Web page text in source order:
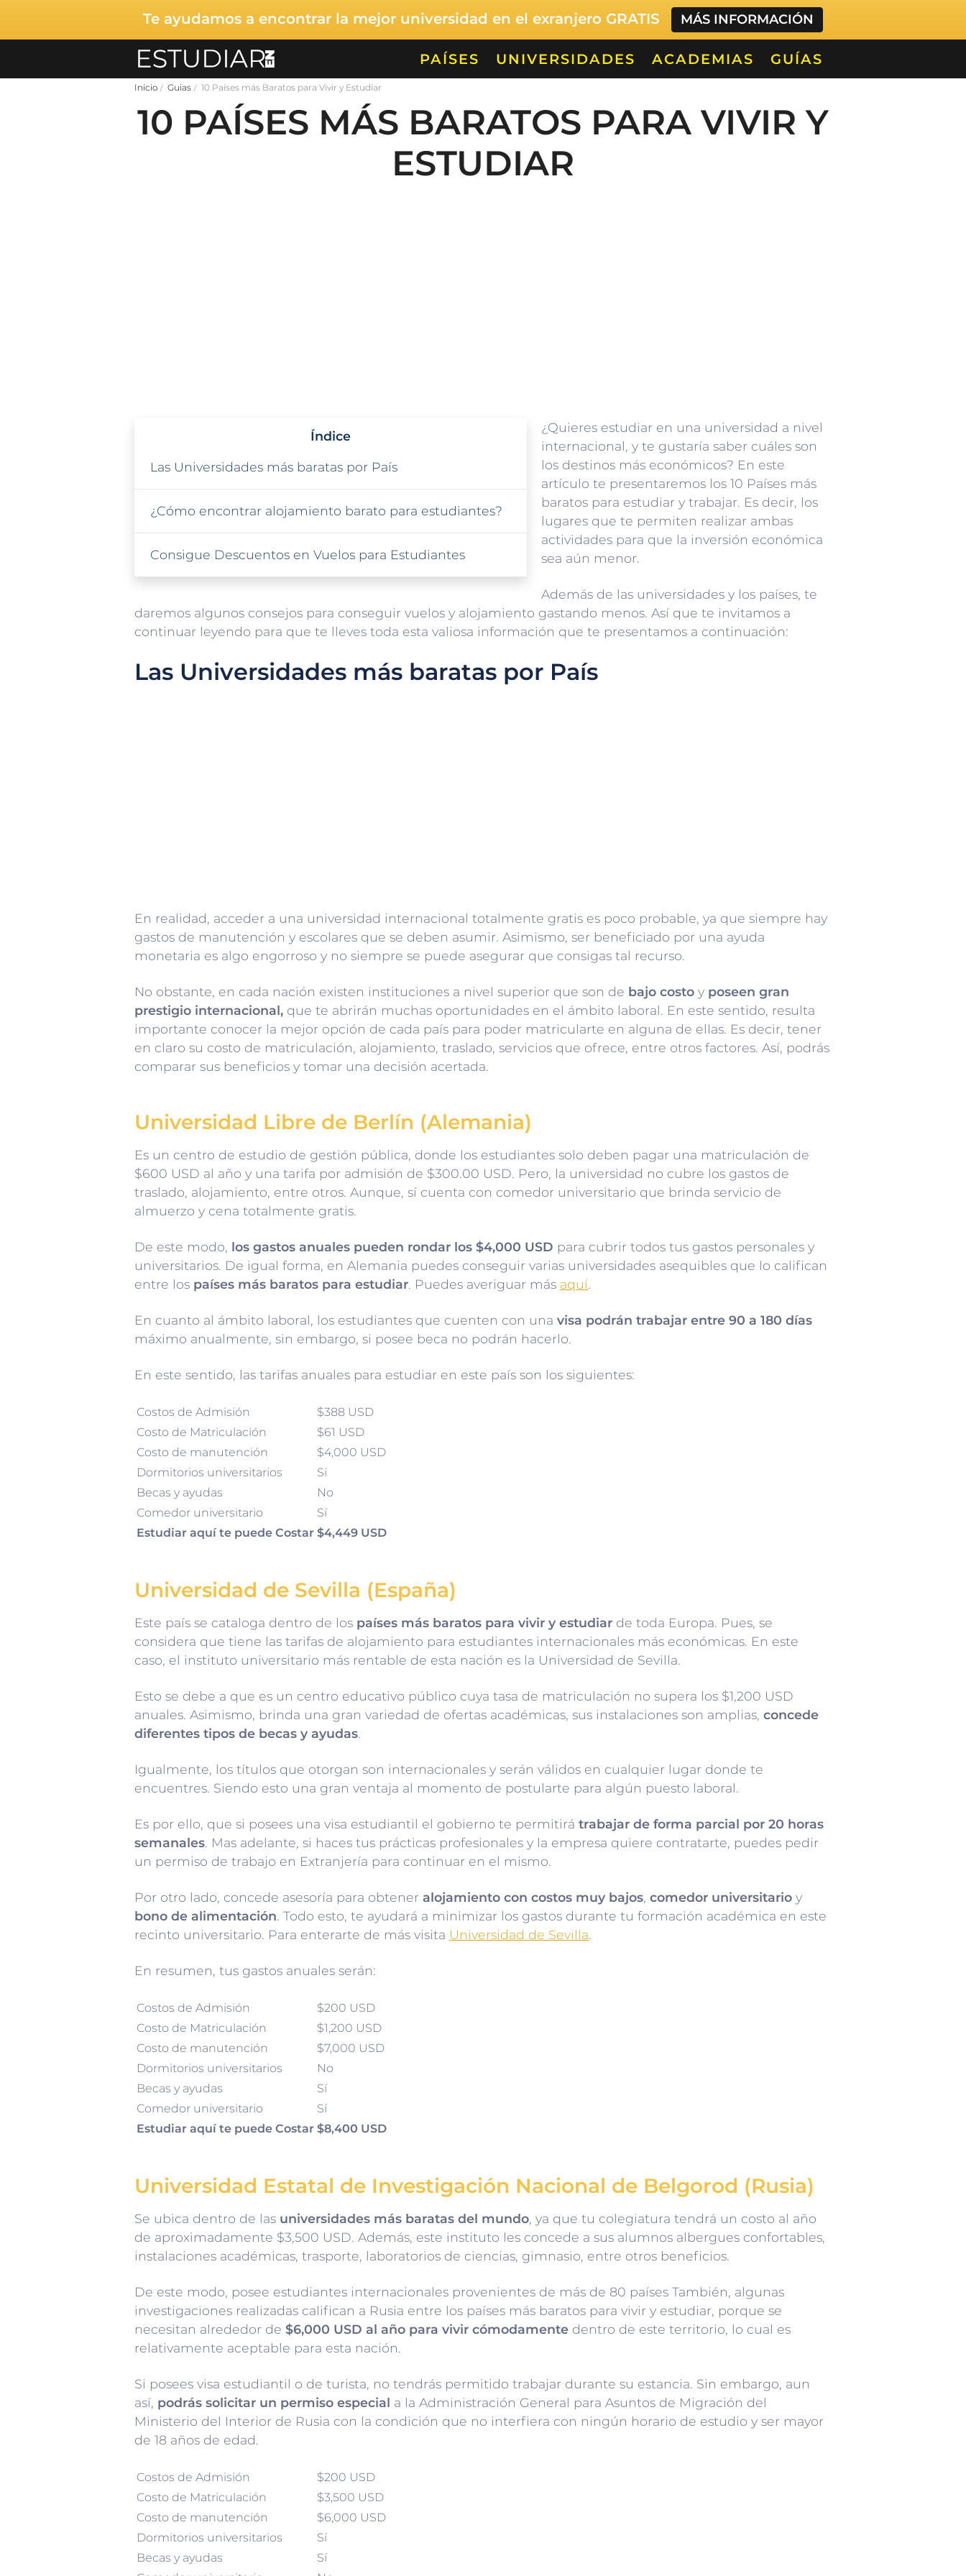
Te ayudamos a encontrar la mejor universidad en el exranjero GRATIS MÁS INFORMACIÓN
PAÍSES UNIVERSIDADES ACADEMIAS GUÍAS
Inicio Guias 10 Países más Baratos para Vivir y Estudiar
10 PAÍSES MÁS BARATOS PARA VIVIR Y
ESTUDIAR
Índice
Las Universidades más baratas por País
¿Cómo encontrar alojamiento barato para estudiantes?
Consigue Descuentos en Vuelos para Estudiantes
¿Quieres estudiar en una universidad a nivel
internacional, y te gustaría saber cuáles son
los destinos más económicos? En este
artículo te presentaremos los 10 Países más
baratos para estudiar y trabajar. Es decir, los
lugares que te permiten realizar ambas
actividades para que la inversión económica
sea aún menor.
Además de las universidades y los países, te
daremos algunos consejos para conseguir vuelos y alojamiento gastando menos. Así que te invitamos a
continuar leyendo para que te lleves toda esta valiosa información que te presentamos a continuación:
Las Universidades más baratas por País
En realidad, acceder a una universidad internacional totalmente gratis es poco probable, ya que siempre hay
gastos de manutención y escolares que se deben asumir. Asimismo, ser beneficiado por una ayuda
monetaria es algo engorroso y no siempre se puede asegurar que consigas tal recurso.
No obstante, en cada nación existen instituciones a nivel superior que son de bajo costo y poseen gran
prestigio internacional, que te abrirán muchas oportunidades en el ámbito laboral. En este sentido, resulta
importante conocer la mejor opción de cada país para poder matricularte en alguna de ellas. Es decir, tener
en claro su costo de matriculación, alojamiento, traslado, servicios que ofrece, entre otros factores. Así, podrás
comparar sus beneficios y tomar una decisión acertada.
Universidad Libre de Berlín (Alemania)
Es un centro de estudio de gestión pública, donde los estudiantes solo deben pagar una matriculación de
$600 USD al año y una tarifa por admisión de $300.00 USD. Pero, la universidad no cubre los gastos de
traslado, alojamiento, entre otros. Aunque, sí cuenta con comedor universitario que brinda servicio de
almuerzo y cena totalmente gratis.
De este modo, los gastos anuales pueden rondar los $4,000 USD para cubrir todos tus gastos personales y
universitarios. De igual forma, en Alemania puedes conseguir varias universidades asequibles que lo califican
entre los países más baratos para estudiar. Puedes averiguar más aquí.
En cuanto al ámbito laboral, los estudiantes que cuenten con una visa podrán trabajar entre 90 a 180 días
máximo anualmente, sin embargo, si posee beca no podrán hacerlo.
En este sentido, las tarifas anuales para estudiar en este país son los siguientes:
Costos de Admisión
$388 USD
Costo de Matriculación
$61 USD
Costo de manutención
$4,000 USD
Dormitorios universitarios
Sí
Becas y ayudas
No
Comedor universitario
Sí
Estudiar aquí te puede Costar $4,449 USD
Universidad de Sevilla (España)
Este país se cataloga dentro de los países más baratos para vivir y estudiar de toda Europa. Pues, se
considera que tiene las tarifas de alojamiento para estudiantes internacionales más económicas. En este
caso, el instituto universitario más rentable de esta nación es la Universidad de Sevilla.
Esto se debe a que es un centro educativo público cuya tasa de matriculación no supera los $1,200 USD
anuales. Asimismo, brinda una gran variedad de ofertas académicas, sus instalaciones son amplias, concede
diferentes tipos de becas y ayudas.
Igualmente, los títulos que otorgan son internacionales y serán válidos en cualquier lugar donde te
encuentres. Siendo esto una gran ventaja al momento de postularte para algún puesto laboral.
Es por ello, que si posees una visa estudiantil el gobierno te permitirá trabajar de forma parcial por 20 horas
semanales. Mas adelante, si haces tus prácticas profesionales y la empresa quiere contratarte, puedes pedir
un permiso de trabajo en Extranjería para continuar en el mismo.
Por otro lado, concede asesoría para obtener alojamiento con costos muy bajos, comedor universitario y
bono de alimentación. Todo esto, te ayudará a minimizar los gastos durante tu formación académica en este
recinto universitario. Para enterarte de más visita Universidad de Sevilla.
En resumen, tus gastos anuales serán:
Costos de Admisión
$200 USD
Costo de Matriculación
$1,200 USD
Costo de manutención
$7,000 USD
Dormitorios universitarios
No
Becas y ayudas
Sí
Comedor universitario
Sí
Estudiar aquí te puede Costar $8,400 USD
Universidad Estatal de Investigación Nacional de Belgorod (Rusia)
Se ubica dentro de las universidades más baratas del mundo, ya que tu colegiatura tendrá un costo al año
de aproximadamente $3,500 USD. Además, este instituto les concede a sus alumnos albergues confortables,
instalaciones académicas, trasporte, laboratorios de ciencias, gimnasio, entre otros beneficios.
De este modo, posee estudiantes internacionales provenientes de más de 80 países También, algunas
investigaciones realizadas califican a Rusia entre los países más baratos para vivir y estudiar, porque se
necesitan alrededor de $6,000 USD al año para vivir cómodamente dentro de este territorio, lo cual es
relativamente aceptable para esta nación.
Si posees visa estudiantil o de turista, no tendrás permitido trabajar durante su estancia. Sin embargo, aun
así, podrás solicitar un permiso especial a la Administración General para Asuntos de Migración del
Ministerio del Interior de Rusia con la condición que no interfiera con ningún horario de estudio y ser mayor
de 18 años de edad.
Costos de Admisión
$200 USD
Costo de Matriculación
$3,500 USD
Costo de manutención
$6,000 USD
Dormitorios universitarios
Sí
Becas y ayudas
Sí